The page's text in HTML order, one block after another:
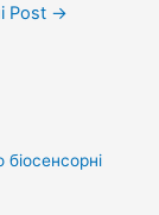
Post →